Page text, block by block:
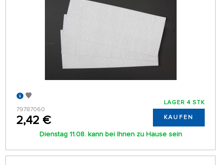
79787060
2,42 €
LAGER 4 STK
KAUFEN
Dienstag 11.08. kann bei Ihnen zu Hause sein